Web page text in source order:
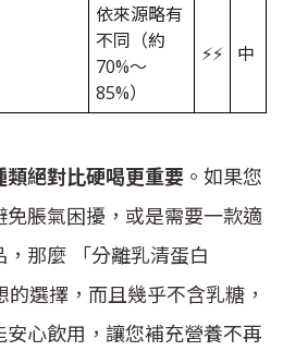
依來源略有
不同（約
70%～
85%）
⚡⚡ 中
類絕對比硬喝更重要 。如果您
脹氣困擾，或是需要一款適
那麼 「分離乳清蛋白
的選擇，而且幾乎不含乳糖，
心飲用，讓您補充營養不再